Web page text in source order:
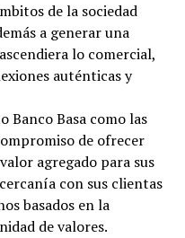
de la sociedad
a generar una
lo comercial,
auténticas y
Banco Basa como las
de ofrecer
agregado para sus
con sus clientas
basados en la
de valores.